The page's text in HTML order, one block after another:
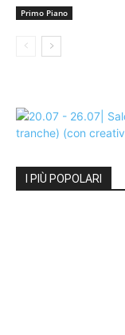
Primo Piano
I PIÙ POPOLARI